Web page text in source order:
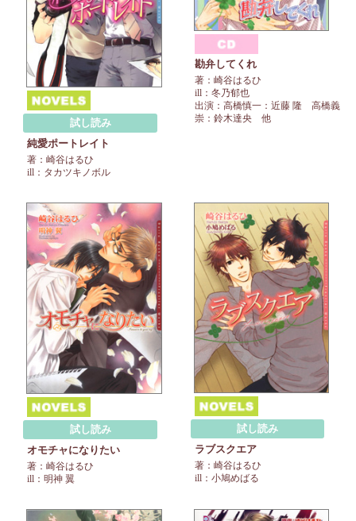
試し読み
純愛ポートレイト
著：崎谷はるひ
ill：タカツキノボル
勘弁してくれ
著：崎谷はるひ
ill：冬乃郁也
出演：高橋慎一：近藤 隆 高橋義
崇：鈴木達央 他
試し読み
オモチャになりたい
著：崎谷はるひ
ill：明神 翼
試し読み
ラブスクエア
著：崎谷はるひ
ill：小鳩めばる